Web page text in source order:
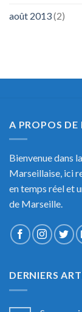
août 2013(2)
A PROPOS DE
Bienvenue dans
Marseillaise, ici
en temps réel et
de Marseille.
DERNIERS